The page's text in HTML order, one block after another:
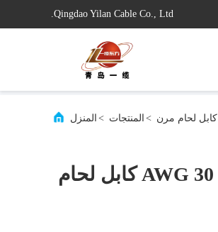
Qingdao Yilan Cable Co., Ltd.
المنزل > المنتجات > كابل لحام مرن
600V 1596 0.20mm النحاس 30 AWG كابل لحام